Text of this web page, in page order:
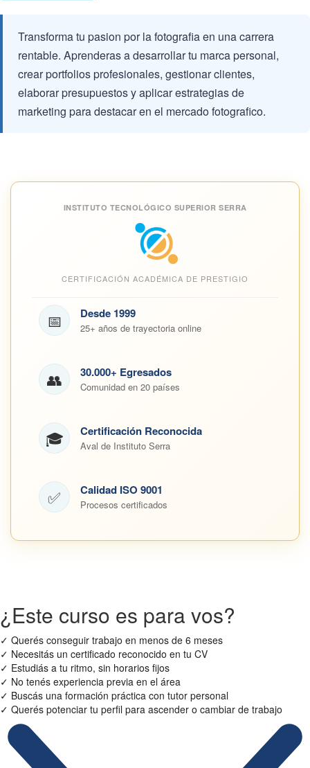
Transforma tu pasion por la fotografia en una carrera
rentable. Aprenderas a desarrollar tu marca personal,
crear portfolios profesionales, gestionar clientes,
elaborar presupuestos y aplicar estrategias de
marketing para destacar en el mercado fotografico.
INSTITUTO TECNOLÓGICO SUPERIOR SERRA
CERTIFICACIÓN ACADÉMICA DE PRESTIGIO
📅 Desde 1999
25+ años de trayectoria online
👥 30.000+ Egresados
Comunidad en 20 países
🎓 Certificación Reconocida
Aval de Instituto Serra
✅ Calidad ISO 9001
Procesos certificados
¿Este curso es para vos?
✓ Querés conseguir trabajo en menos de 6 meses
✓ Necesitás un certificado reconocido en tu CV
✓ Estudiás a tu ritmo, sin horarios fijos
✓ No tenés experiencia previa en el área
✓ Buscás una formación práctica con tutor personal
✓ Querés potenciar tu perfil para ascender o cambiar de trabajo